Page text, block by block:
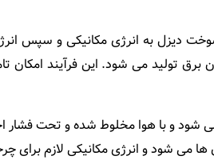
دیزل به انرژی مکانیکی و سپس
تولید می‌ شود. این فرآیند
شود و با هوا مخلوط شده و تحت فشار
ها می ‌شود و انرژی مکانیکی لازم